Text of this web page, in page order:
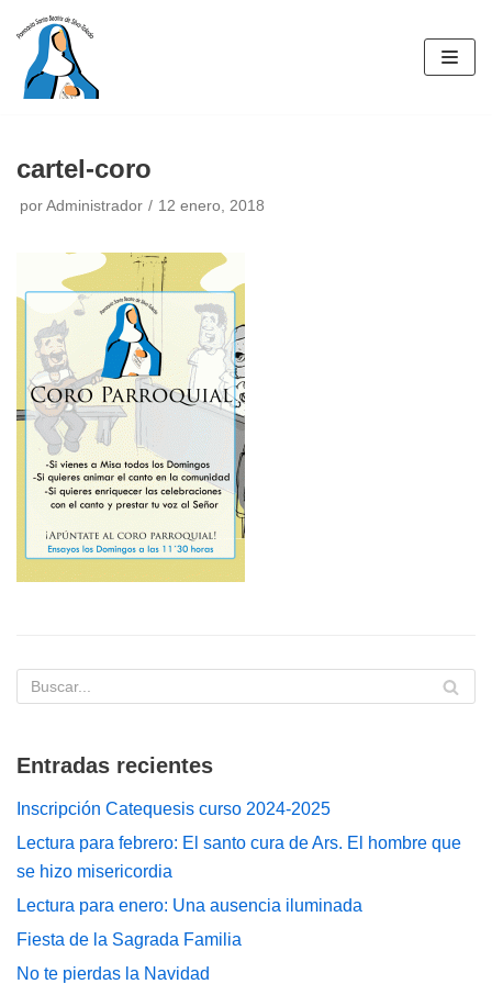
Saltar
contenido
cartel-coro
por Administrador 12 enero, 2018
Entradas recientes
Inscripción Catequesis curso 2024-2025
Lectura para febrero: El santo cura de Ars. El hombre que
se hizo misericordia
Lectura para enero: Una ausencia iluminada
Fiesta de la Sagrada Familia
No te pierdas la Navidad